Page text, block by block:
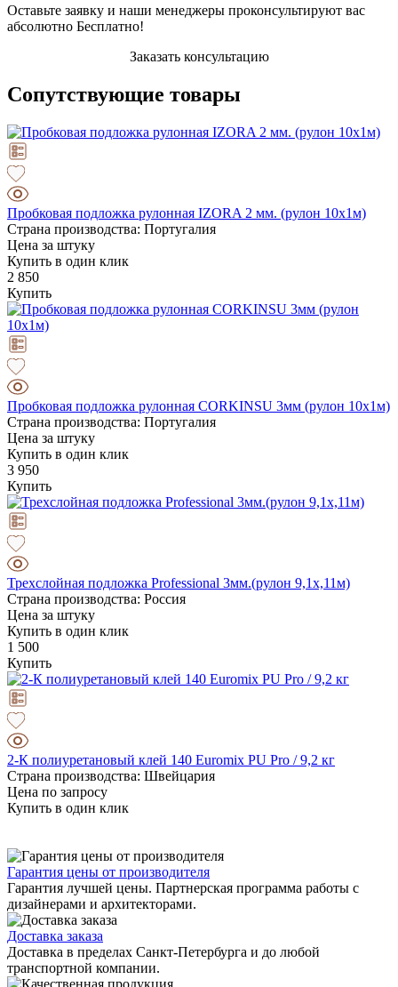
Оставьте заявку и наши менеджеры проконсультируют вас
абсолютно Бесплатно!
Заказать консультацию
Сопутствующие товары
Пробковая подложка рулонная IZORA 2 мм. (рулон 10х1м)
Страна производства: Португалия
Цена за штуку
Купить в один клик
2 850
Купить
Пробковая подложка рулонная CORKINSU 3мм (рулон 10х1м)
Страна производства: Португалия
Цена за штуку
Купить в один клик
3 950
Купить
Трехслойная подложка Professional 3мм.(рулон 9,1х,11м)
Страна производства: Россия
Цена за штуку
Купить в один клик
1 500
Купить
2-К полиуретановый клей 140 Euromix PU Pro / 9,2 кг
Страна производства: Швейцария
Цена по запросу
Купить в один клик
Гарантия цены от производителя
Гарантия лучшей цены. Партнерская программа работы с
дизайнерами и архитекторами.
Доставка заказа
Доставка в пределах Санкт-Петербурга и до любой
транспортной компании.